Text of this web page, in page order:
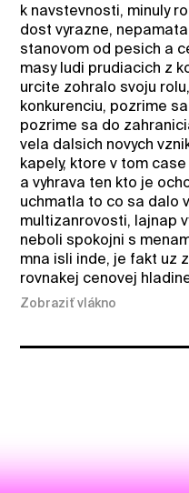
k navstevnosti, minuly
dost vyrazne,
stanovom od pesich a
masy ludi prudiacich z
urcite zohralo svoju
konkurenciu, pozrime
pozrime sa do
vela dalsich novych
kapely, ktore v tom
a vyhrava ten kto je
uchmatla to co sa dalo
multizanrovosti, lajnap
neboli spokojni s
mna isli inde, je fakt uz
rovnakej cenovej
Zobraziť vlákno